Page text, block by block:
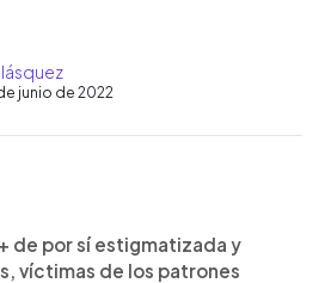
junio de 2022
de por sí estigmatizada y
víctimas de los patrones